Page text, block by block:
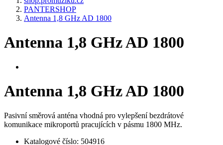
PANTERSHOP
Antenna 1,8 GHz AD 1800
Antenna 1,8 GHz AD 1800
Antenna 1,8 GHz AD 1800
Pasivní směrová anténa vhodná pro vylepšení bezdrátové
komunikace mikroportů pracujících v pásmu 1800 MHz.
Katalogové číslo: 504916